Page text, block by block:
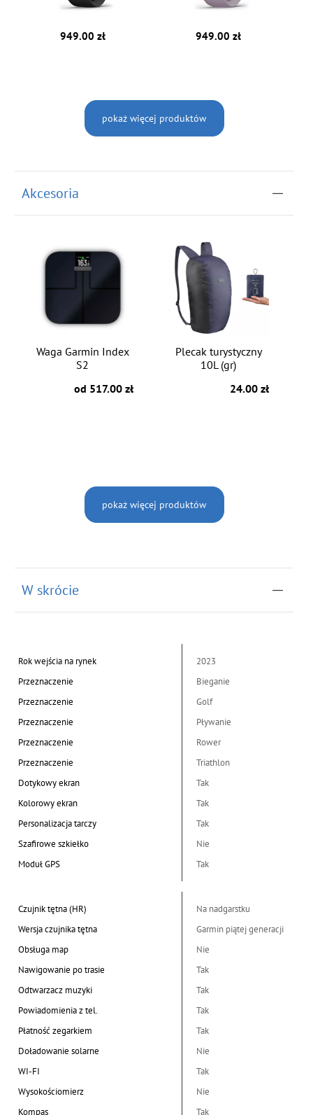
949.00 zł 949.00 zł
pokaż więcej produktów
Akcesoria
Waga Garmin Index
S2
od 517.00 zł
Plecak turystyczny
10L (gr)
24.00 zł
pokaż więcej produktów
W skrócie
Rok wejścia na rynek
2023
Przeznaczenie
Bieganie
Przeznaczenie
Golf
Przeznaczenie
Pływanie
Przeznaczenie
Rower
Przeznaczenie
Triathlon
Dotykowy ekran
Tak
Kolorowy ekran
Tak
Personalizacja tarczy
Tak
Szafirowe szkiełko
Nie
Moduł GPS
Tak
Czujnik tętna (HR)
Na nadgarstku
Wersja czujnika tętna
Garmin piątej generacji
Obsługa map
Nie
Nawigowanie po trasie
Tak
Odtwarzacz muzyki
Tak
Powiadomienia z tel.
Tak
Płatność zegarkiem
Tak
Doładowanie solarne
Nie
WI-FI
Tak
Wysokościomierz
Nie
Kompas
Tak